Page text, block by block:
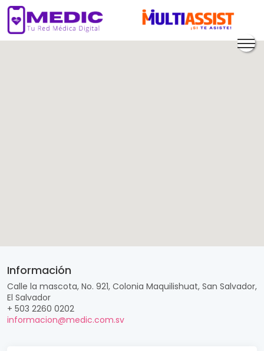
Información
Calle la mascota, No. 921, Colonia Maquilishuat, San Salvador,
El Salvador
+ 503 2260 0202
informacion@medic.com.sv